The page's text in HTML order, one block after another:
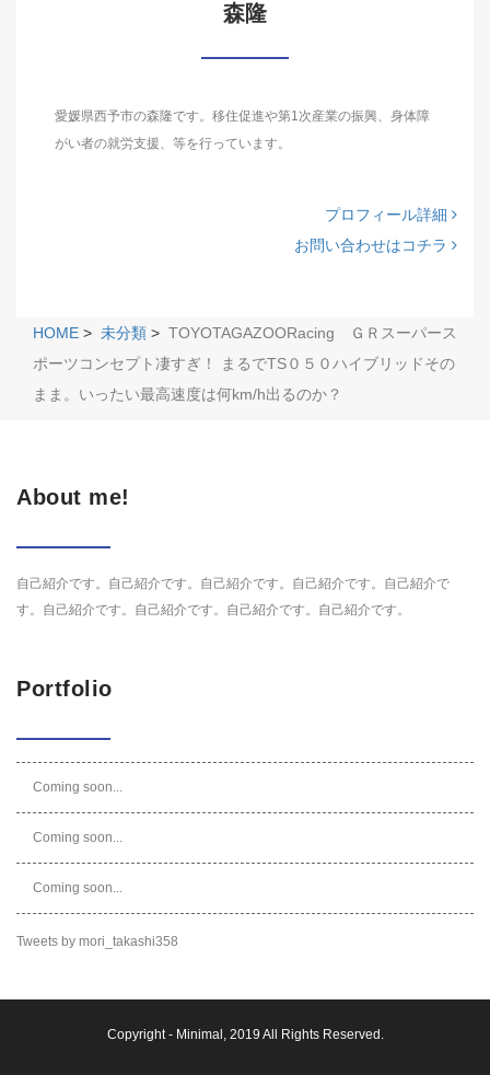
森隆
愛媛県西予市の森隆です。移住促進や第1次産業の振興、身体障
がい者の就労支援、等を行っています。
プロフィール詳細
お問い合わせはコチラ
HOME > 未分類 > TOYOTAGAZOORacing ＧＲスーパース
ポーツコンセプト凄すぎ！ まるでTS０５０ハイブリッドその
まま。いったい最高速度は何km/h出るのか？
About me!
自己紹介です。自己紹介です。自己紹介です。自己紹介です。自己紹介で
す。自己紹介です。自己紹介です。自己紹介です。自己紹介です。
Portfolio
Coming soon...
Coming soon...
Coming soon...
Tweets by mori_takashi358
Copyright - Minimal , 2019 All Rights Reserved.